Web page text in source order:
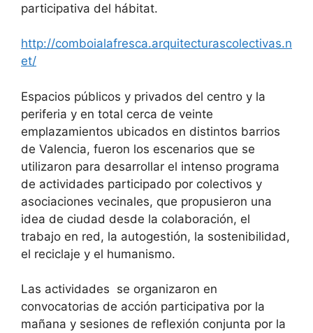
participativa del hábitat.
http://comboialafresca.arquitecturascolectivas.n
et/
Espacios públicos y privados del centro y la
periferia y en total cerca de veinte
emplazamientos ubicados en distintos barrios
de Valencia, fueron los escenarios que se
utilizaron para desarrollar el intenso programa
de actividades participado por colectivos y
asociaciones vecinales, que propusieron una
idea de ciudad desde la colaboración, el
trabajo en red, la autogestión, la sostenibilidad,
el reciclaje y el humanismo.
Las actividades se organizaron en
convocatorias de acción participativa por la
mañana y sesiones de reflexión conjunta por la